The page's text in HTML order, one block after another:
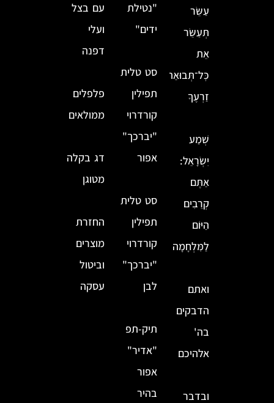
עַשֵּׂר
תְּעַשֵּׂר
אֵת
כׇּל־תְּבוּאַת
זַרְעֶךָ
שְׁמַע
יִשְׂרָאֵל:
אַתֶּם
קְרֵבִים
הַיּוֹם
לַמִּלְחָמָה
ואתם
הדבקים
בה'
אלהיכם
ובדבר
"נטילת
ידים"
סט טלית
תפילין
קורדרוי
"יברכך"
אפור
סט טלית
תפילין
קורדרוי
"יברכך"
לבן
תיק-תפ
"אדיר"
אפור
בהיר
עם בצל
ועלי
דפנה
פלפלים
ממולאים
דג בקלה
מטוגן
החזרת
מוצרים
וביטול
עסקה